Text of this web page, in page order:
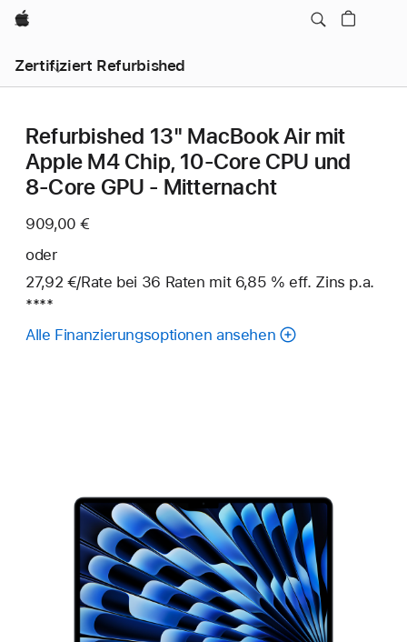
Apple
Zertifiziert Refurbished
Refurbished 13" MacBook Air mit
Apple M4 Chip, 10‑Core CPU und
8‑Core GPU - Mitternacht
909,00 €
oder
27,92 €/Rate pro
bei 36 Raten Raten
mit 6,85 % eff. Zins p.a.
****
Alle Finanzierungsoptionen ansehen